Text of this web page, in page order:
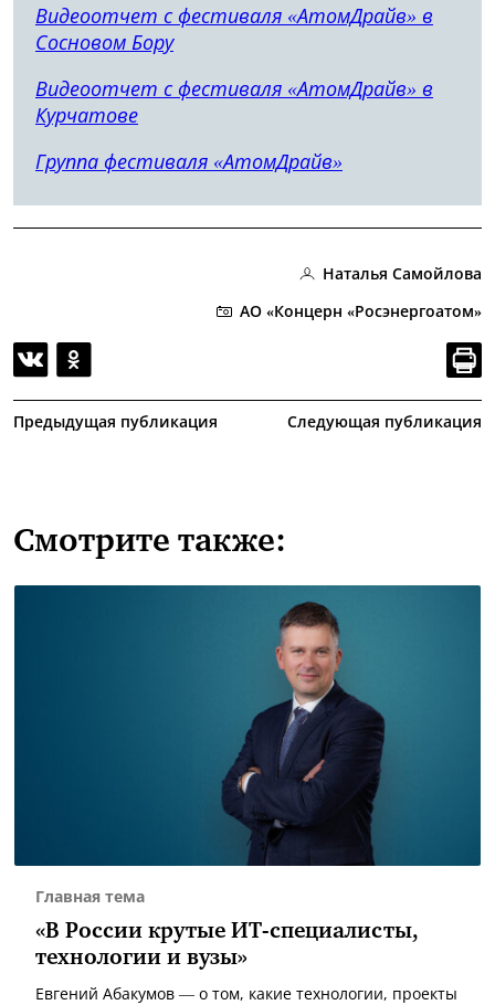
Видеоотчет с фестиваля «АтомДрайв» в
Сосновом Бору
Видеоотчет с фестиваля «АтомДрайв» в
Курчатове
Группа фестиваля «АтомДрайв»
Наталья Самойлова
АО «Концерн «Росэнергоатом»
Предыдущая публикация Следующая публикация
Смотрите также:
Главная тема
«В России крутые ИТ-специалисты,
технологии и вузы»
Евгений Абакумов — о том, какие технологии, проекты